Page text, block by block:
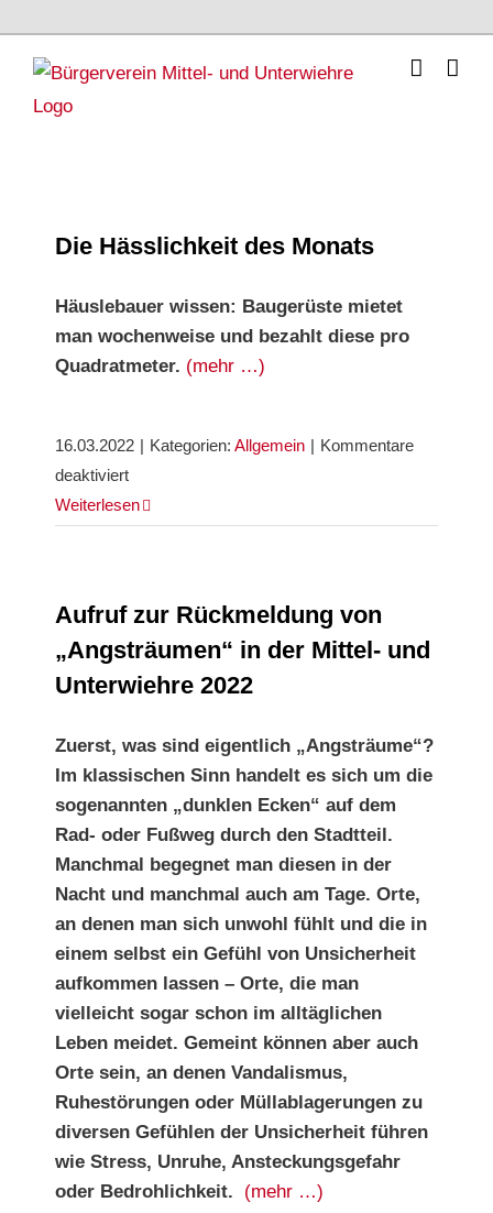
content
Die Hässlichkeit des Monats
Häuslebauer wissen: Baugerüste mietet
man wochenweise und bezahlt diese pro
Quadratmeter. (mehr …)
16.03.2022 | Kategorien: Allgemein | Kommentare
deaktiviertfür
Die
Weiterlesen
Aufruf zur Rückmeldung von
„Angsträumen“ in der Mittel- und
Unterwiehre 2022
Zuerst, was sind eigentlich „Angsträume“?
Im klassischen Sinn handelt es sich um die
sogenannten „dunklen Ecken“ auf dem
Rad- oder Fußweg durch den Stadtteil.
Manchmal begegnet man diesen in der
Nacht und manchmal auch am Tage. Orte,
an denen man sich unwohl fühlt und die in
einem selbst ein Gefühl von Unsicherheit
aufkommen lassen – Orte, die man
vielleicht sogar schon im alltäglichen
Leben meidet. Gemeint können aber auch
Orte sein, an denen Vandalismus,
Ruhestörungen oder Müllablagerungen zu
diversen Gefühlen der Unsicherheit führen
wie Stress, Unruhe, Ansteckungsgefahr
oder Bedrohlichkeit.
(mehr …)